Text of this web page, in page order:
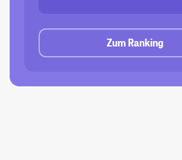
Zum Ranking